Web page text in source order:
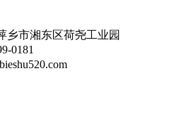
乡市湘东区荷尧工业园
0181